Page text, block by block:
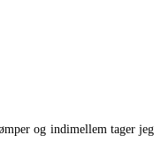
og indimellem tager jeg